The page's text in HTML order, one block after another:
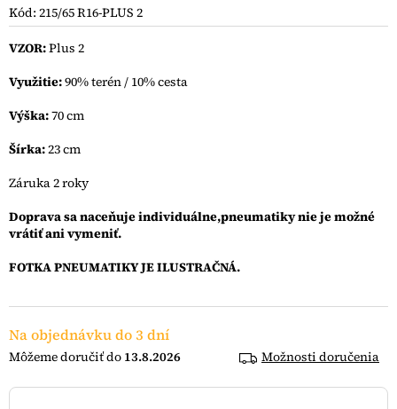
Kód: 215/65 R16-PLUS 2
Na objednávku do 3 dní
13.8.2026 Možnosti doručenia
VZOR:Plus 2
Využitie:90% terén / 10% cesta
Výška:70 cm
Šírka:23 cm
Záruka 2 roky
Doprava sa naceňuje individuálne,pneumatiky nie je možné
vrátiť ani vymeniť.
FOTKA PNEUMATIKY JE ILUSTRAČNÁ.
0,0
5